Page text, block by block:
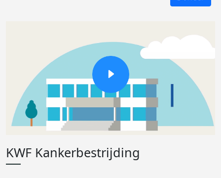
KWF Kankerbestrijding